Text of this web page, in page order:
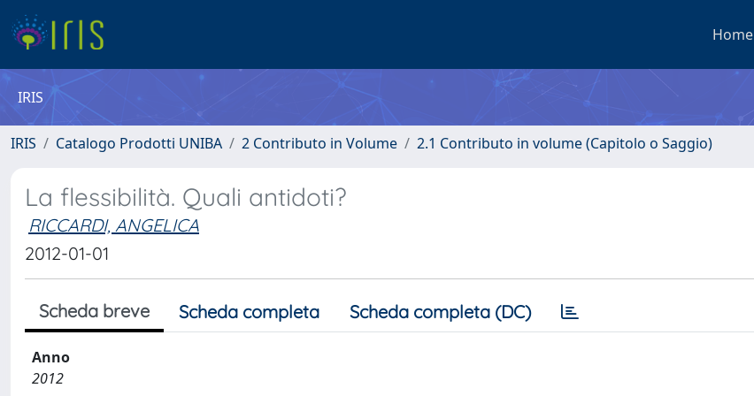
Home
IRIS
IRIS Catalogo Prodotti UNIBA 2 Contributo in Volume 2.1 Contributo in volume (Capitolo o Saggio)
La flessibilità. Quali antidoti?
RICCARDI, ANGELICA
2012-01-01
Scheda breve Scheda completa Scheda completa (DC)
Anno
2012